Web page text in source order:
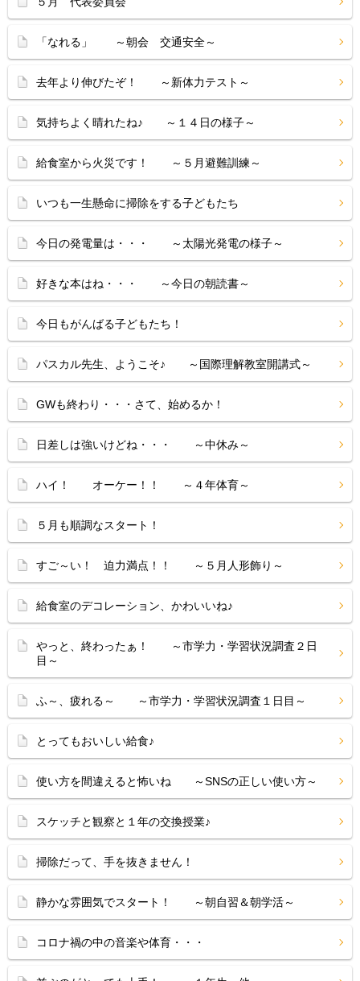
「なれる」 ～朝会 交通安全～
去年より伸びたぞ！ ～新体力テスト～
気持ちよく晴れたね♪ ～１４日の様子～
給食室から火災です！ ～５月避難訓練～
いつも一生懸命に掃除をする子どもたち
今日の発電量は・・・ ～太陽光発電の様子～
好きな本はね・・・ ～今日の朝読書～
今日もがんばる子どもたち！
パスカル先生、ようこそ♪ ～国際理解教室開講式～
GWも終わり・・・さて、始めるか！
日差しは強いけどね・・・ ～中休み～
ハイ！ オーケー！！ ～４年体育～
５月も順調なスタート！
すご～い！ 迫力満点！！ ～５月人形飾り～
給食室のデコレーション、かわいいね♪
やっと、終わったぁ！ ～市学力・学習状況調査２日
目～
ふ～、疲れる～ ～市学力・学習状況調査１日目～
とってもおいしい給食♪
使い方を間違えると怖いね ～SNSの正しい使い方～
スケッチと観察と１年の交換授業♪
掃除だって、手を抜きません！
静かな雰囲気でスタート！ ～朝自習＆朝学活～
コロナ禍の中の音楽や体育・・・